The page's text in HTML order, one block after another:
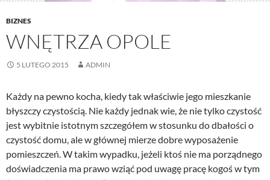
BIZNES
WNĘTRZA OPOLE
5 LUTEGO 2015 ADMIN
Każdy na pewno kocha, kiedy tak właściwie jego mieszkanie
błyszczy czystością. Nie każdy jednak wie, że nie tylko czystość
jest wybitnie istotnym szczegółem w stosunku do dbałości o
czystość domu, ale w głównej mierze dobre wyposażenie
pomieszczeń. W takim wypadku, jeżeli ktoś nie ma porządnego
doświadczenia ma prawo wziąć pod uwagę pracę kogoś w tym